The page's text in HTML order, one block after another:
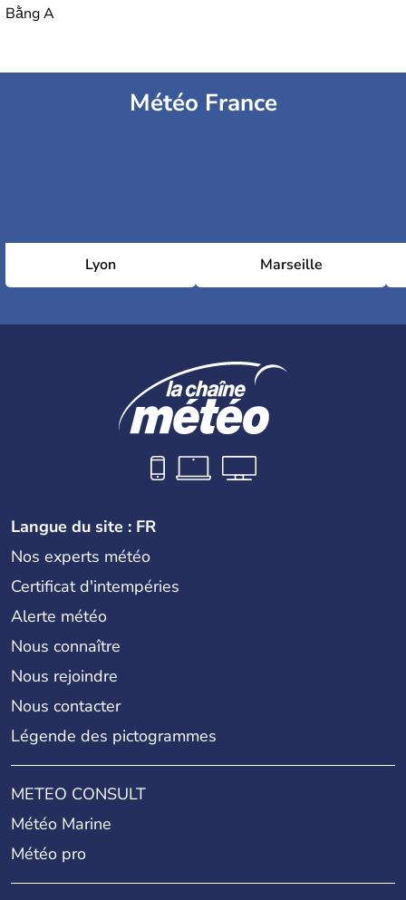
Bằng A
Météo France
Lyon Marseille
Langue du site : FR
Nos experts météo
Certificat d'intempéries
Alerte météo
Nous connaître
Nous rejoindre
Nous contacter
Légende des pictogrammes
METEO CONSULT
Météo Marine
Météo pro